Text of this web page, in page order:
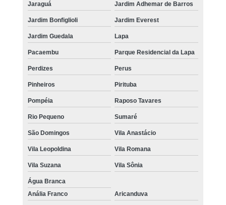
Jaraguá Jardim Adhemar de Barros
Jardim Bonfiglioli Jardim Everest
Jardim Guedala Lapa
Pacaembu Parque Residencial da Lapa
Perdizes Perus
Pinheiros Pirituba
Pompéia Raposo Tavares
Rio Pequeno Sumaré
São Domingos Vila Anastácio
Vila Leopoldina Vila Romana
Vila Suzana Vila Sônia
Água Branca
Anália Franco
Aricanduva